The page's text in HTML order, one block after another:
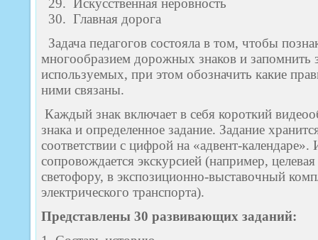
Искусственная неровность
Главная дорога
Задача педагогов состояла в том, чтобы
многообразием дорожных знаков и запомнить
используемых, при этом обозначить какие
ними связаны.
Каждый знак включает в себя короткий
знака и определенное задание. Задание
соответствии с цифрой на «адвент-календаре».
сопровождается экскурсией (например,
светофору, в экспозиционно-выставочный
электрического транспорта).
Представлены 30 развивающих заданий: